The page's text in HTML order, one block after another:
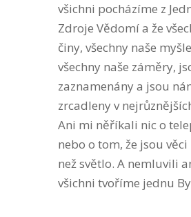
všichni pocházíme z
Zdroje Vědomí a že
činy, všechny naše
všechny naše záměry,
zaznamenány a jsou
zrcadleny v
Ani mi něříkali nic o
nebo o tom, že jsou
než světlo. A nemluvili
všichni tvoříme jednu